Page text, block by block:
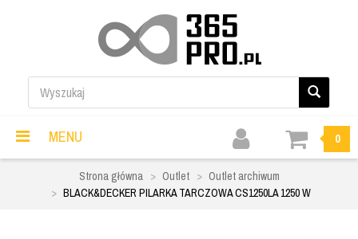
MENU 0
Strona główna Outlet
Outlet archiwum
BLACK&DECKER PILARKA TARCZOWA CS1250LA 1250 W